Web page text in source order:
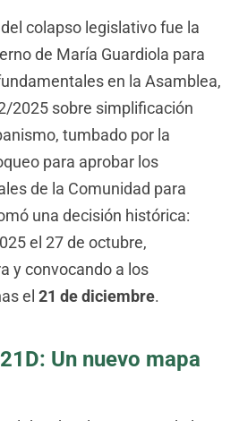
colapso legislativo fue la
de María Guardiola para
en la Asamblea,
2025 sobre simplificación
tumbado por la
para aprobar los
de la Comunidad para
una decisión histórica:
el 27 de octubre,
y convocando a los
el 21 de diciembre.
Un nuevo mapa